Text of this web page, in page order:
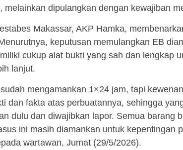
melainkan dipulangkan dengan kewajiban
Makassar, AKP Hamka,
keputusan memulangkan EB
cukup alat bukti yang sah dan lengkap
lanjut.
sudah mengamankan 1×24 jam, tapi
dan fakta atas perbuatannya, sehingga
dulu dan diwajibkan lapor. Semua barang
ini masih diamankan untuk kepentingan
wartawan, Jumat (29/5/2026).